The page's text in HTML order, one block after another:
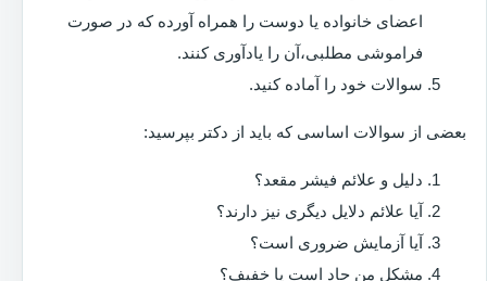
اعضای خانواده یا دوست را همراه آورده که در صورت
فراموشی مطلبی،آن را یادآوری کنند.
سوالات خود را آماده کنید.
بعضی از سوالات اساسی که باید از دکتر بپرسید:
دلیل و علائم فیشر مقعد؟
آیا علائم دلایل دیگری نیز دارند؟
آیا آزمایش ضروری است؟
مشکل من حاد است یا خفیف؟